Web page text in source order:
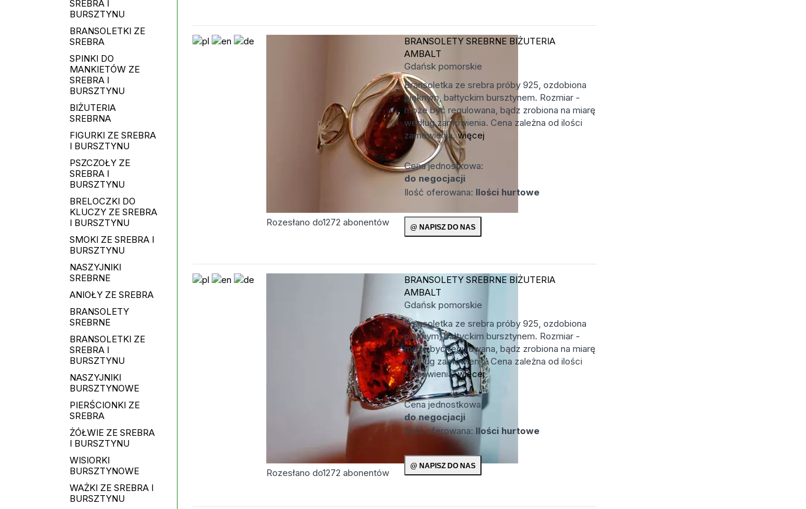
SREBRA I
BURSZTYNU
BRANSOLETKI ZE
SREBRA
SPINKI DO
MANKIETÓW ZE
SREBRA I
BURSZTYNU
BIŻUTERIA
SREBRNA
FIGURKI ZE SREBRA
I BURSZTYNU
PSZCZOŁY ZE
SREBRA I
BURSZTYNU
BRELOCZKI DO
KLUCZY ZE SREBRA
I BURSZTYNU
SMOKI ZE SREBRA I
BURSZTYNU
NASZYJNIKI
SREBRNE
ANIOŁY ZE SREBRA
BRANSOLETY
SREBRNE
BRANSOLETKI ZE
SREBRA I
BURSZTYNU
NASZYJNIKI
BURSZTYNOWE
PIERŚCIONKI ZE
SREBRA
ŻÓŁWIE ZE SREBRA
I BURSZTYNU
WISIORKI
BURSZTYNOWE
WAŻKI ZE SREBRA I
BURSZTYNU
Rozesłano do1272 abonentów
BRANSOLETY SREBRNE BIŻUTERIA
AMBALT
Gdańskpomorskie
Bransoletka ze srebra próby 925, ozdobiona
pięknym, bałtyckim bursztynem. Rozmiar -
może być regulowana, bądz zrobiona na miarę
według zamówienia. Cena zależna od ilości
zamówienia.więcej
Cena jednostkowa:
do negocjacji
Ilość oferowana: Ilości hurtowe
Rozesłano do1272 abonentów
BRANSOLETY SREBRNE BIŻUTERIA
AMBALT
Gdańskpomorskie
Bransoletka ze srebra próby 925, ozdobiona
pięknym, bałtyckim bursztynem. Rozmiar -
może być regulowana, bądz zrobiona na miarę
według zamówienia. Cena zależna od ilości
zamówienia.więcej
Cena jednostkowa:
do negocjacji
Ilość oferowana: Ilości hurtowe